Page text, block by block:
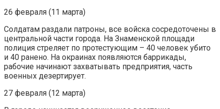
26 февраля (11 марта)
Солдатам раздали патроны, все войска сосредоточены в
центральной части города. На Знаменской площади
полиция стреляет по протестующим – 40 человек убито
и 40 ранено. На окраинах появляются баррикады,
рабочие начинают захватывать предприятия, часть
военных дезертирует.
27 февраля (12 марта)